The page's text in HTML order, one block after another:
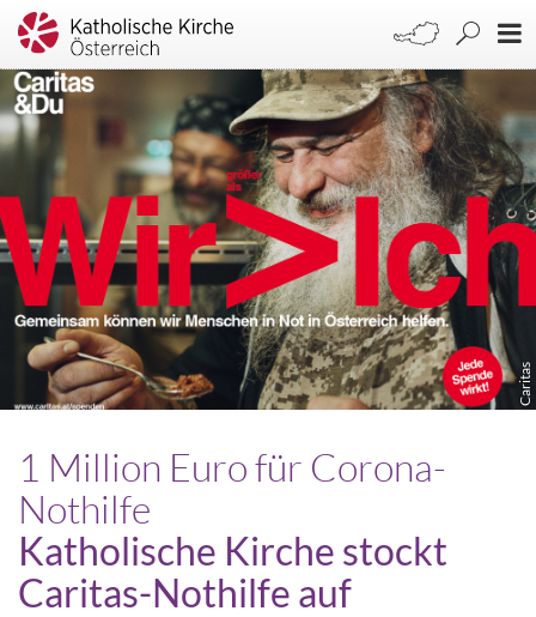
Caritas
1 Million Euro für Corona-
Nothilfe
Katholische Kirche stockt
Caritas-Nothilfe auf